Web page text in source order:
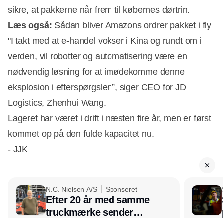
sikre, at pakkerne når frem til købernes dørtrin.
Læs også: Sådan bliver Amazons ordrer pakket i fly
"I takt med at e-handel vokser i Kina og rundt om i
verden, vil robotter og automatisering være en
nødvendig løsning for at imødekomme denne
eksplosion i efterspørgslen”, siger CEO for JD
Logistics, Zhenhui Wang.
Lageret har været i drift i næsten fire år, men er først
kommet op på den fulde kapacitet nu.
- JJK
N.C. Nielsen A/S Sponseret
Efter 20 år med samme
truckmærke sender